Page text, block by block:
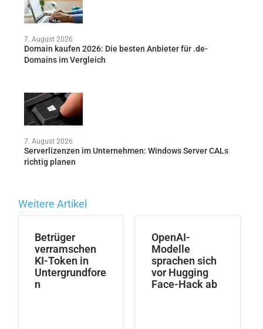
7. August 2026
Domain kaufen 2026: Die besten Anbieter für .de-
Domains im Vergleich
7. August 2026
Serverlizenzen im Unternehmen: Windows Server CALs
richtig planen
Weitere Artikel
Betrüger
verramschen
KI-Token in
Untergrundfore
n
OpenAI-
Modelle
sprachen sich
vor Hugging
Face-Hack ab